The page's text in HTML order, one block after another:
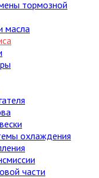
тормозной
масла
охлаждения
части